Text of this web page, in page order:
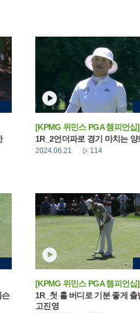
[KPMG 위민스 PGA 챔피언십]
1R_2언더파로 경기 마치는 양
2024.06.21 114
슨
[KPMG 위민스 PGA 챔피언십]
1R_첫 홀 버디로 기분 좋게 출
고진영